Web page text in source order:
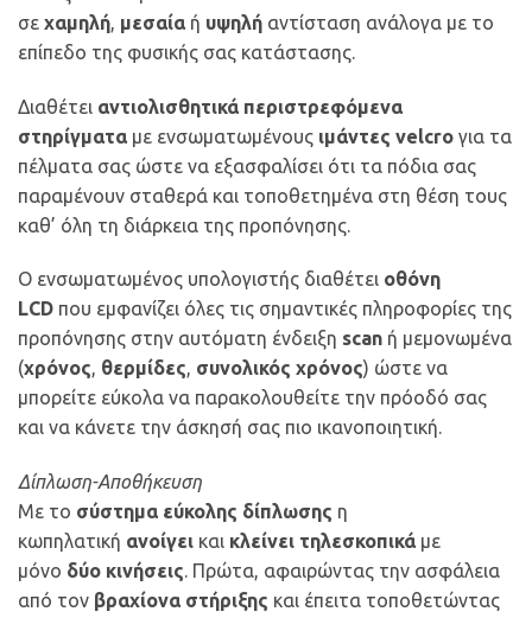
σε χαμηλή, μεσαία ή υψηλή αντίσταση ανάλογα με το
επίπεδο της φυσικής σας κατάστασης.
Διαθέτει αντιολισθητικά περιστρεφόμενα
στηρίγματα με ενσωματωμένους ιμάντες velcro για τα
πέλματα σας ώστε να εξασφαλίσει ότι τα πόδια σας
παραμένουν σταθερά και τοποθετημένα στη θέση τους
καθ’ όλη τη διάρκεια της προπόνησης.
Ο ενσωματωμένος υπολογιστής διαθέτει οθόνη
LCD που εμφανίζει όλες τις σημαντικές πληροφορίες της
προπόνησης στην αυτόματη ένδειξη scan ή μεμονωμένα
(χρόνος, θερμίδες, συνολικός χρόνος) ώστε να
μπορείτε εύκολα να παρακολουθείτε την πρόοδό σας
και να κάνετε την άσκησή σας πιο ικανοποιητική.
Δίπλωση-Αποθήκευση
Με το σύστημα εύκολης δίπλωσης η
κωπηλατική ανοίγει και κλείνει τηλεσκοπικά με
μόνο δύο κινήσεις. Πρώτα, αφαιρώντας την ασφάλεια
από τον βραχίονα στήριξης και έπειτα τοποθετώντας